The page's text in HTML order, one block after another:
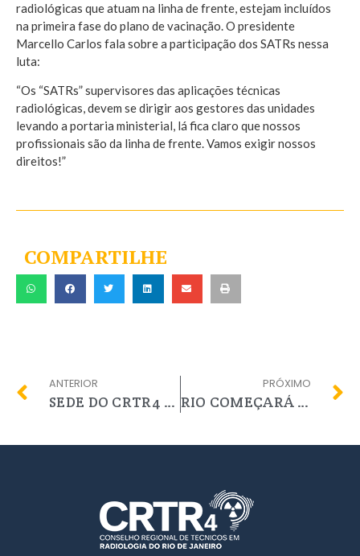
radiológicas que atuam na linha de frente, estejam incluídos
na primeira fase do plano de vacinação. O presidente
Marcello Carlos fala sobre a participação dos SATRs nessa
luta:
“Os “SATRs” supervisores das aplicações técnicas
radiológicas, devem se dirigir aos gestores das unidades
levando a portaria ministerial, lá fica claro que nossos
profissionais são da linha de frente. Vamos exigir nossos
direitos!”
COMPARTILHE
ANTERIOR
SEDE DO CRTR4 RJ RECEBE 17 NOVOS COMPUTADORES
PRÓXIMO
RIO COMEÇARÁ NA QUARTA-FEIRA (27) A VACINAR PROFISSIONAIS DE SAÚDE IDOSOS